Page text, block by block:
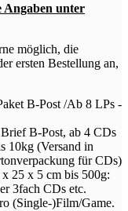
Angaben unter
möglich, die
ersten Bestellung an,
B-Post /Ab 8 LPs -
B-Post, ab 4 CDs
10kg (Versand in
für CDs)
25 x 5 cm bis 500g:
3fach CDs etc.
(Single-)Film/Game.